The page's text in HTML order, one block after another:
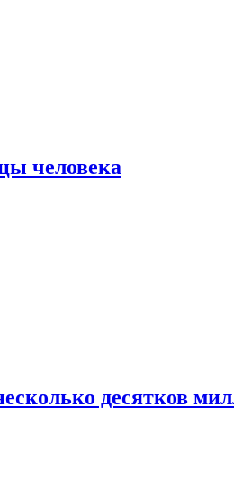
человека
десятков